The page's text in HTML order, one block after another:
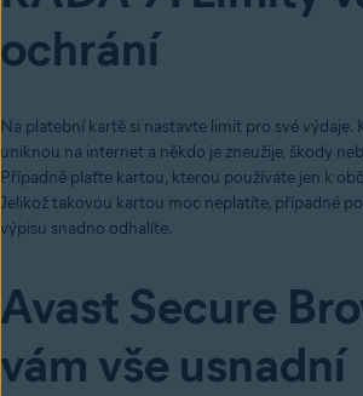
ochrání
Na platební kartě si nastavte limit pro své výdaje.
uniknou na internet a někdo je zneužije, škody
Případně plaťte kartou, kterou používáte jen k
Jelikož takovou kartou moc neplatíte, případné
výpisu snadno odhalíte.
Avast Secure
vám vše usnadní